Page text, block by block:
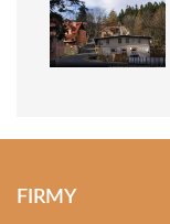
FIRMY